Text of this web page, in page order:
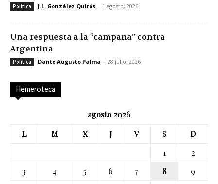
Política J.L. González Quirós - 1 agosto, 2026
Una respuesta a la “campaña” contra
Argentina
Política Dante Augusto Palma - 28 julio, 2026
Hemeroteca
agosto 2026
L
M X J V S
D
1
2
3
4 5 6 7 8
9